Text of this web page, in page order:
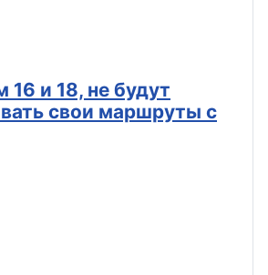
и 18, не будут
свои маршруты с